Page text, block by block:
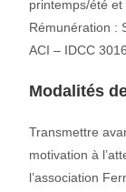
printemps/été
Rémunération :
ACI – IDCC 3016
Modalités
Transmettre
motivation à
l’association